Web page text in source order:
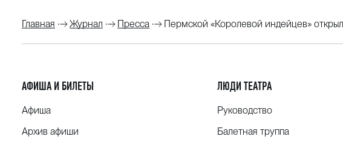
Главная Журнал Пресса Пермской «Королевой индейцев»
АФИША И БИЛЕТЫ
Афиша
Архив афиши
ЛЮДИ ТЕАТРА
Руководство
Балетная труппа